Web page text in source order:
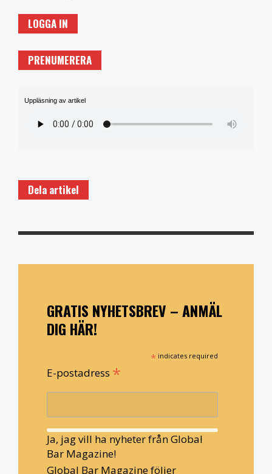
LOGGA IN
PRENUMERERA
Uppläsning av artikel
Dela artikel
GRATIS NYHETSBREV – ANMÄL
DIG HÄR!
* indicates required
E-postadress *
Ja, jag vill ha nyheter från Global
Bar Magazine!
Global Bar Magazine följer